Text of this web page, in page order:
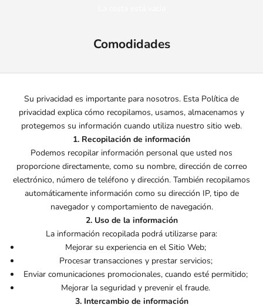
Comodidades
Su privacidad es importante para nosotros. Esta Política de
privacidad explica cómo recopilamos, usamos, almacenamos y
protegemos su información cuando utiliza nuestro sitio web.
1. Recopilación de información
Podemos recopilar información personal que usted nos
proporcione directamente, como su nombre, dirección de correo
electrónico, número de teléfono y dirección. También recopilamos
automáticamente información como su dirección IP, tipo de
navegador y comportamiento de navegación.
2. Uso de la información
La información recopilada podrá utilizarse para:
Mejorar su experiencia en el Sitio Web;
Procesar transacciones y prestar servicios;
Enviar comunicaciones promocionales, cuando esté permitido;
Mejorar la seguridad y prevenir el fraude.
3. Intercambio de información